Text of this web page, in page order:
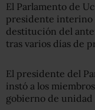
El Parlamento de
presidente interino
destitución del
tras varios días de
El presidente del
instó a los
gobierno de unidad